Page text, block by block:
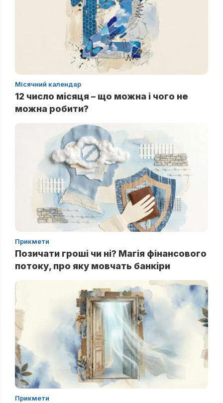
Місячний календар
12 число місяця – що можна і чого не
можна робити?
Прикмети
Позичати гроші чи ні? Магія фінансового
потоку, про яку мовчать банкіри
Прикмети